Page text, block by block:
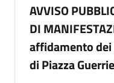
AVVISO
DI
affidamento
di Piazza